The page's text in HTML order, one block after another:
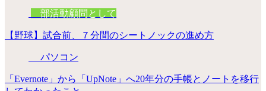
部活動顧問として
【野球】試合前、７分間のシートノックの進め方
パソコン
「Evernote」から「UpNote」へ20年分の手帳とノートを移行